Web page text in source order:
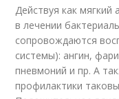
Действуя как мягкий
в лечении
сопровождаются
системы): ангин,
пневмоний и пр. А
профилактики